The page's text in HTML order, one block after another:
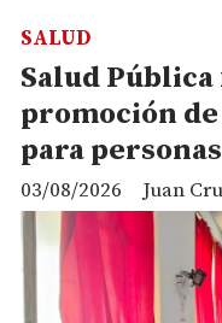
Salud
promoción
para
Juan
SALUD
03/08/2026